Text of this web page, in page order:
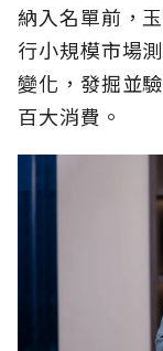
納入名單前，
行小規模市場
變化，發掘並
百大消費。